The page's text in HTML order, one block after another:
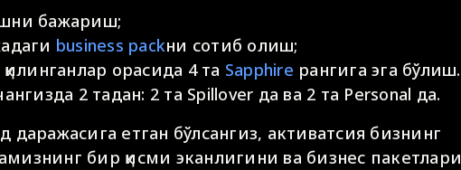
бажариш;
business packни сотиб олиш;
орасида 4 та Sapphire рангига эга бўлиш.
2 тадан: 2 та Spillover да ва 2 та Personal да.
даражасига етган бўлсангиз, активатсия бизнинг
бир қисми эканлигини ва бизнес пакетлари